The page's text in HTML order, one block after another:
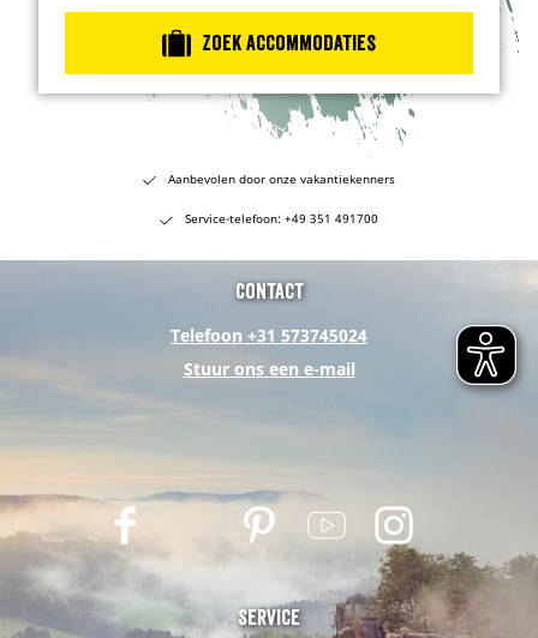
o
e
?
t
Zoek accommodaties
Aanbevolen door onze vakantiekenners
Service-telefoon: +49 351 491700
Contact
Telefoon +31 573745024
Stuur ons een e-mail
a
e
t
u
t
n
s
t
Service